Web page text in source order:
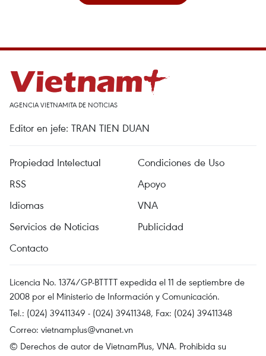
AGENCIA VIETNAMITA DE NOTICIAS
Editor en jefe: TRAN TIEN DUAN
Propiedad Intelectual
Condiciones de Uso
RSS
Apoyo
Idiomas
VNA
Servicios de Noticias
Publicidad
Contacto
Licencia No. 1374/GP-BTTTT expedida el 11 de septiembre de
2008 por el Ministerio de Información y Comunicación.
Tel.: (024) 39411349 - (024) 39411348, Fax: (024) 39411348
Correo: vietnamplus@vnanet.vn
© Derechos de autor de VietnamPlus, VNA. Prohibida su